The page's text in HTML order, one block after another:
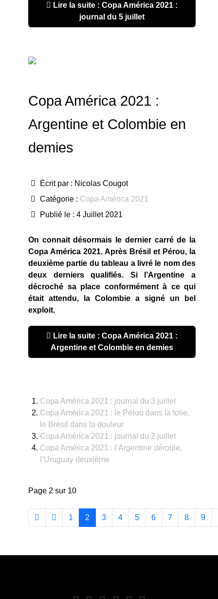
Lire la suite : Copa América 2021 :
journal du 5 juillet
Copa América 2021 :
Argentine et Colombie en
demies
Écrit par : Nicolas Cougot
Catégorie : Copa América 2021
Publié le : 4 Juillet 2021
On connait désormais le dernier carré de la
Copa América 2021. Après Brésil et Pérou, la
deuxième partie du tableau a livré le nom des
deux derniers qualifiés. Si l’Argentine a
décroché sa place conformément à ce qui
était attendu, la Colombie a signé un bel
exploit.
Lire la suite : Copa América 2021 :
Argentine et Colombie en demies
Copa América 2021 : journal du 3 juillet
Copa América 2021 : le Pérou dans la folie,
le Brésil dans la douleur
Copa América 2021 : journal du 2 juillet
Copa América 2021 : l’Argentine déroule,
l’Uruguay deuxième
Page 2 sur 10
1 2 3 4 5 6 7 8 9